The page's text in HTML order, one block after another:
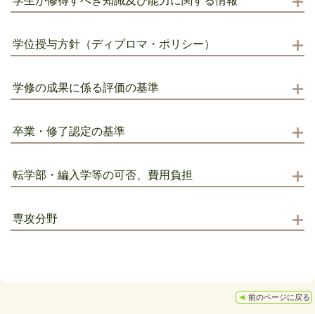
学位授与方針（ディプロマ・ポリシー）
学修の成果に係る評価の基準
卒業・修了認定の基準
転学部・編入学等の可否、費用負担
専攻分野
前のページに戻る